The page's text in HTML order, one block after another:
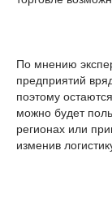
По мнению
предприятий
поэтому
можно будет
регионах или
изменив